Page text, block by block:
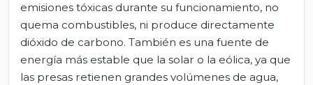
emisiones tóxicas durante su funcionamiento, no
quema combustibles, ni produce directamente
dióxido de carbono. También es una fuente de
energía más estable que la solar o la eólica, ya que
las presas retienen grandes volúmenes de agua,